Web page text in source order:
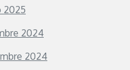
2025
2024
2024